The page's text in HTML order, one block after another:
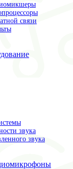
связи
звука
звука